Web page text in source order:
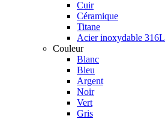
Cuir
Céramique
Titane
Acier inoxydable 316L
Couleur
Blanc
Bleu
Argent
Noir
Vert
Gris